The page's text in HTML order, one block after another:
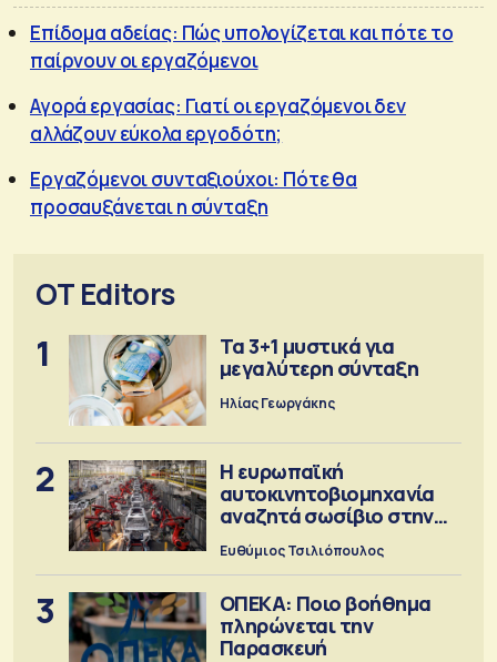
Επίδομα αδείας: Πώς υπολογίζεται και πότε το
παίρνουν οι εργαζόμενοι
Αγορά εργασίας: Γιατί οι εργαζόμενοι δεν
αλλάζουν εύκολα εργοδότη;
Εργαζόμενοι συνταξιούχοι: Πότε θα
προσαυξάνεται η σύνταξη
OT Editors
1
Τα 3+1 μυστικά για
μεγαλύτερη σύνταξη
Ηλίας Γεωργάκης
2
Η ευρωπαϊκή
αυτοκινητοβιομηχανία
αναζητά σωσίβιο στην
Κίνα
Ευθύμιος Τσιλιόπουλος
3
ΟΠΕΚΑ: Ποιο βοήθημα
πληρώνεται την
Παρασκευή